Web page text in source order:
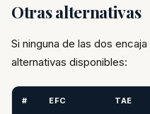
Otras alternativas
Si ninguna de las dos
alternativas disponibles:
# EFC TAE